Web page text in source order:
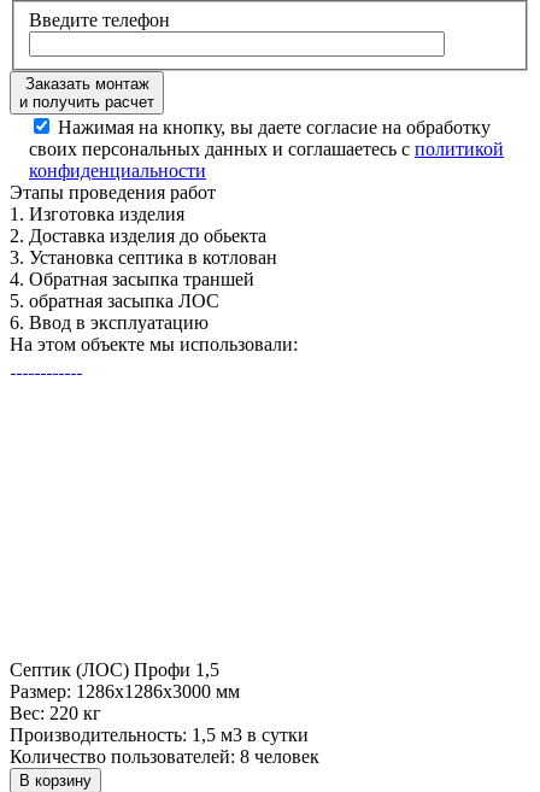
Введите телефон
Заказать монтаж
и получить расчет
Нажимая на кнопку, вы даете согласие на обработку
своих персональных данных и соглашаетесь с политикой
конфиденциальности
Этапы проведения работ
1. Изготовка изделия
2. Доставка изделия до обьекта
3. Установка септика в котлован
4. Обратная засыпка траншей
5. обратная засыпка ЛОС
6. Ввод в эксплуатацию
На этом объекте мы использовали:
Септик (ЛОС) Профи 1,5
Размер: 1286x1286x3000 мм
Вес: 220 кг
Производительность: 1,5 м3 в сутки
Количество пользователей: 8 человек
В корзину